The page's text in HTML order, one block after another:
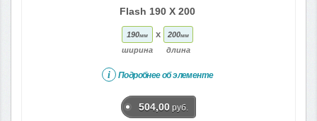
Flash 190 X 200
190мм
ширина
x 200мм
длина
i Подробнее об элементе
504,00 руб.